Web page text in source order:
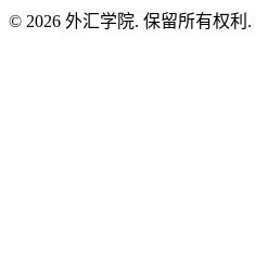
© 2026 外汇学院. 保留所有权利.